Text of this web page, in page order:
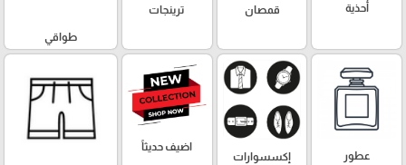
أحذية قمصان ترينجات
طواقي
عطور إكسسوارات
اضيف حديثاً